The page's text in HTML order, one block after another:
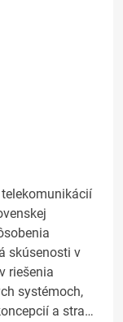
skúsenosti v
riešenia
systémoch,
a stra…